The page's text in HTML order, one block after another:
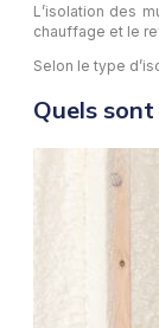
L’isolation des
chauffage et le
Selon le type
Quels